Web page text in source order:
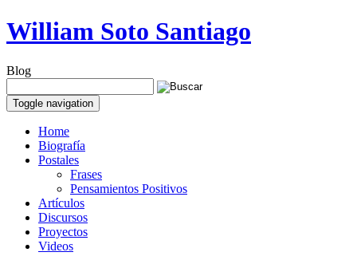
William Soto Santiago
Blog
Toggle navigation
Home
Biografía
Postales
Frases
Pensamientos Positivos
Artículos
Discursos
Proyectos
Videos